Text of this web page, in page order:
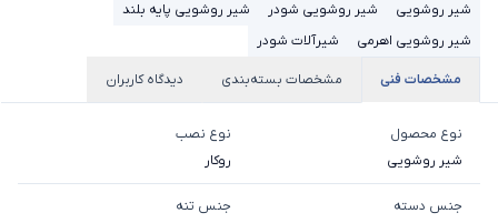
شیر روشویی شیر روشویی شودر
شیر روشویی پایه بلند
شیر روشویی اهرمی
شیرآلات شودر
مشخصات فنی مشخصات بسته‌بندی دیدگاه کاربران
نوع محصول
شیر روشویی
نوع نصب
روکار
جنس دسته
جنس تنه